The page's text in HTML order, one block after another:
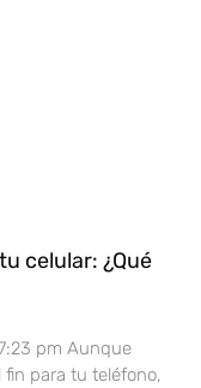
celular: ¿Qué
pm Aunque
para tu teléfono,